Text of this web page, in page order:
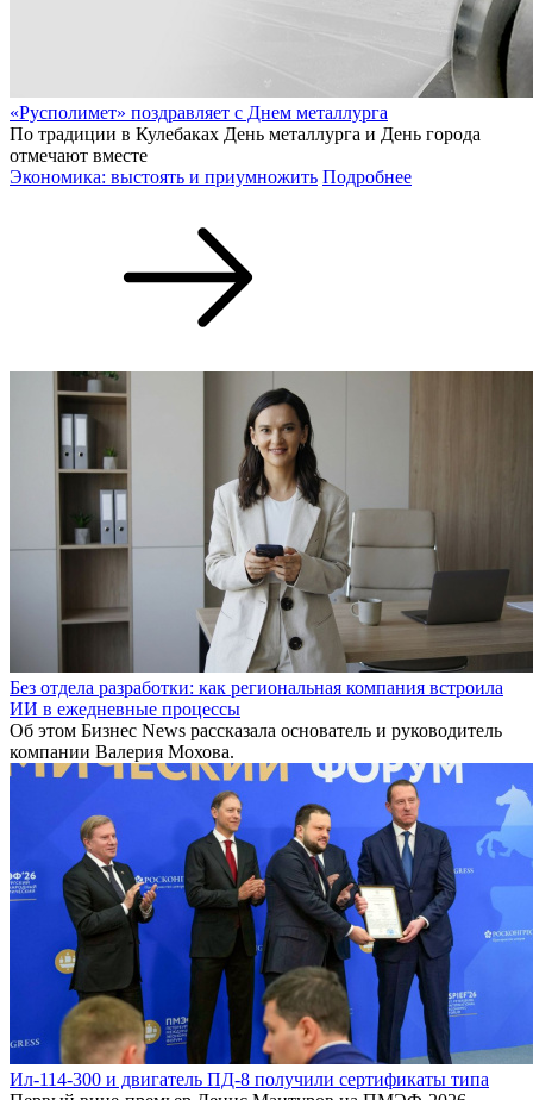
«Русполимет» поздравляет с Днем металлурга
По традиции в Кулебаках День металлурга и День города
отмечают вместе
Экономика: выстоять и приумножить Подробнее
Без отдела разработки: как региональная компания встроила
ИИ в ежедневные процессы
Об этом Бизнес News рассказала основатель и руководитель
компании Валерия Мохова.
Ил-114-300 и двигатель ПД-8 получили сертификаты типа